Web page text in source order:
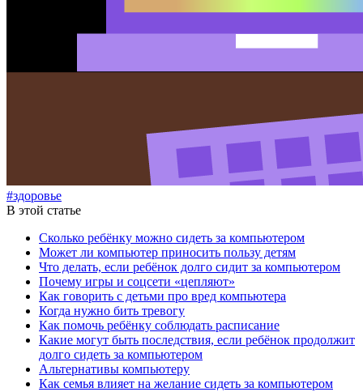
#здоровье
В этой статье
Сколько ребёнку можно сидеть за компьютером
Может ли компьютер приносить пользу детям
Что делать, если ребёнок долго сидит за компьютером
Почему игры и соцсети «цепляют»
Как говорить с детьми про вред компьютера
Когда нужно бить тревогу
Как помочь ребёнку соблюдать расписание
Какие могут быть последствия, если ребёнок продолжит
долго сидеть за компьютером
Альтернативы компьютеру
Как семья влияет на желание сидеть за компьютером